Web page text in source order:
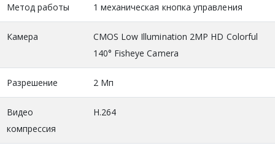
Метод работы 1 механическая кнопка управления
Камера
CMOS Low Illumination 2MP HD Colorful
140° Fisheye Camera
Разрешение 2 Мп
Видео
компрессия
H.264